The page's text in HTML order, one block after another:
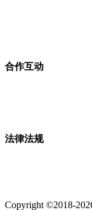
合作互动
法律法规
Copyright ©2018-